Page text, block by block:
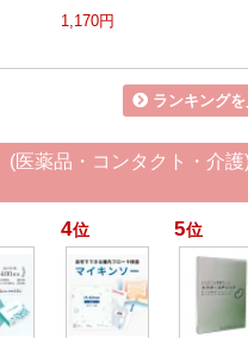
1,170円
ランキング
医薬品・コンタクト・介護
4位 5位